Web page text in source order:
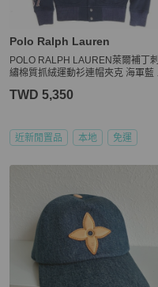
Polo Ralph Lauren
POLO RALPH LAUREN萊爾補丁刺
繡棉質抓絨運動衫連帽夾克 海軍藍 X
TWD 5,350
近新閒置品 本地 免運